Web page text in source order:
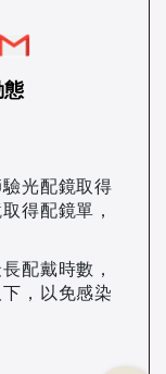
光配鏡取得
得配鏡單，
配戴時數，
，以免感染